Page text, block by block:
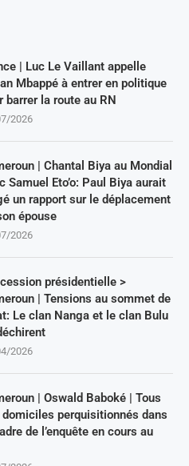
| Luc Le Vaillant appelle
Mbappé à entrer en politique
barrer la route au RN
2026
| Chantal Biya au Mondial
Samuel Eto’o: Paul Biya aurait
un rapport sur le déplacement
épouse
2026
présidentielle >
| Tensions au sommet de
Le clan Nanga et le clan Bulu
2026
| Oswald Baboké | Tous
perquisitionnés dans
de l’enquête en cours au